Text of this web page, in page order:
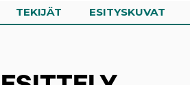
TEKIJÄT ESITYSKUVAT